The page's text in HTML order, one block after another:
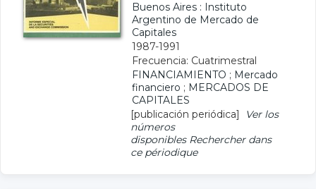
Buenos Aires : Instituto
Argentino de Mercado de
Capitales
1987-1991
Frecuencia: Cuatrimestral
FINANCIAMIENTO ; Mercado
financiero ; MERCADOS DE
CAPITALES
[publicación periódica]
Ver los
números
disponibles Rechercher dans
ce périodique